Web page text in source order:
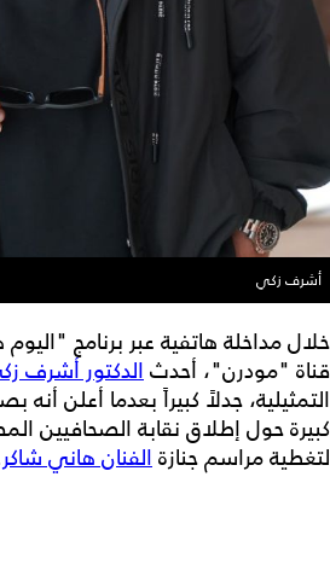
أشرف زكي
خلال مداخلة هاتفية عبر برنامج
قناة "مودرن"، أحدثالدكتور أشرف
التمثيلية، جدلاً كبيراً بعدما أعلن
كبيرة حول إطلاق نقابة الصحافيين
لتغطية مراسم جنازةالفنان هاني شاكر